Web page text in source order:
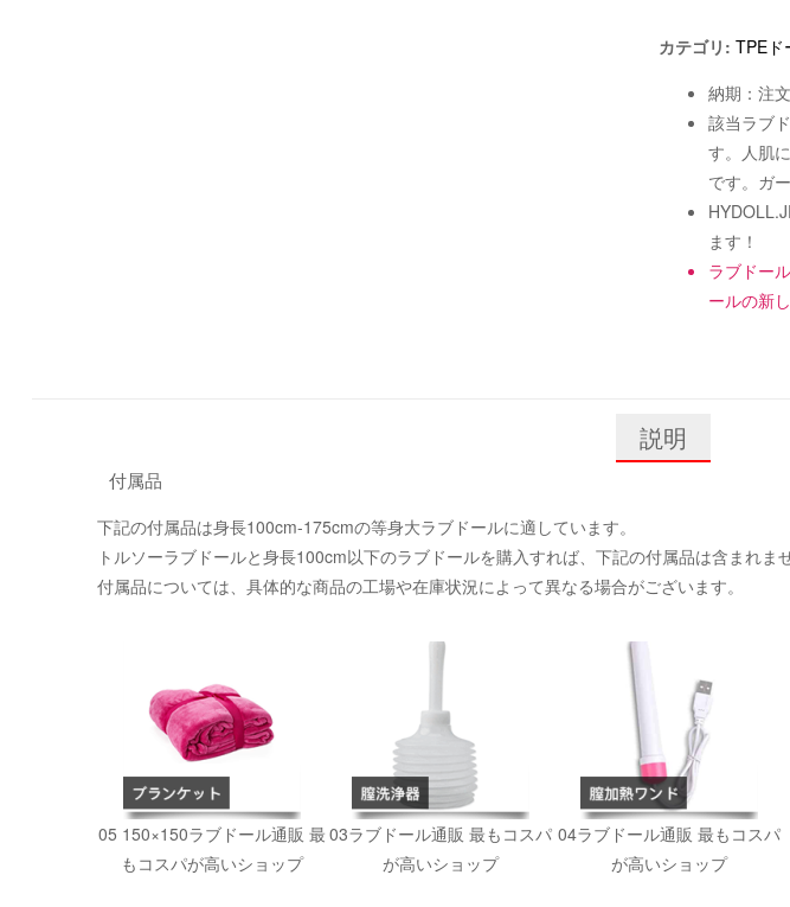
カテゴリ: TPEド
納期：注
該当ラブ
す。人肌
です。ガ
ます！
ラブドー
ールの新
説明
付属品
下記の付属品は身長100cm-175cmの等身大ラブドールに適しています。
トルソーラブドールと身長100cm以下のラブドールを購入すれば、下記の付属品は含まれませ
付属品については、具体的な商品の工場や在庫状況によって異なる場合がございます。
05 150×150ラブドール通販 最
もコスパが高いショップ
03ラブドール通販 最もコスパ
が高いショップ
04ラブドール通販 最もコスパ
が高いショップ